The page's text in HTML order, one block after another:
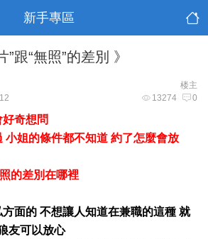
新手專區
”跟“無照”的差別 》
楼主
13274 0
奇想問
小姐的條件都不知道 約了怎麼會放
的差別在哪裡
方面的 不想讓人知道在兼職的這種 就
友可以放心